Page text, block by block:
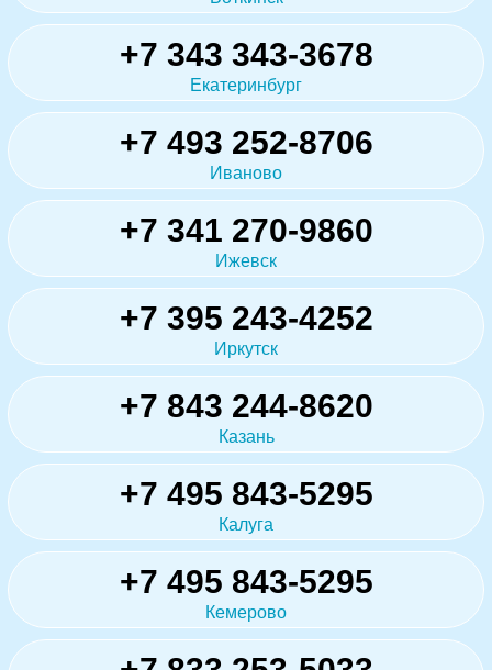
+7 343 343-3678
Екатеринбург
+7 493 252-8706
Иваново
+7 341 270-9860
Ижевск
+7 395 243-4252
Иркутск
+7 843 244-8620
Казань
+7 495 843-5295
Калуга
+7 495 843-5295
Кемерово